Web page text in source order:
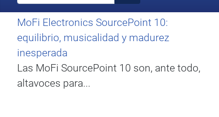
MoFi Electronics SourcePoint 10:
equilibrio, musicalidad y madurez
inesperada
Las MoFi SourcePoint 10 son, ante todo,
altavoces para...